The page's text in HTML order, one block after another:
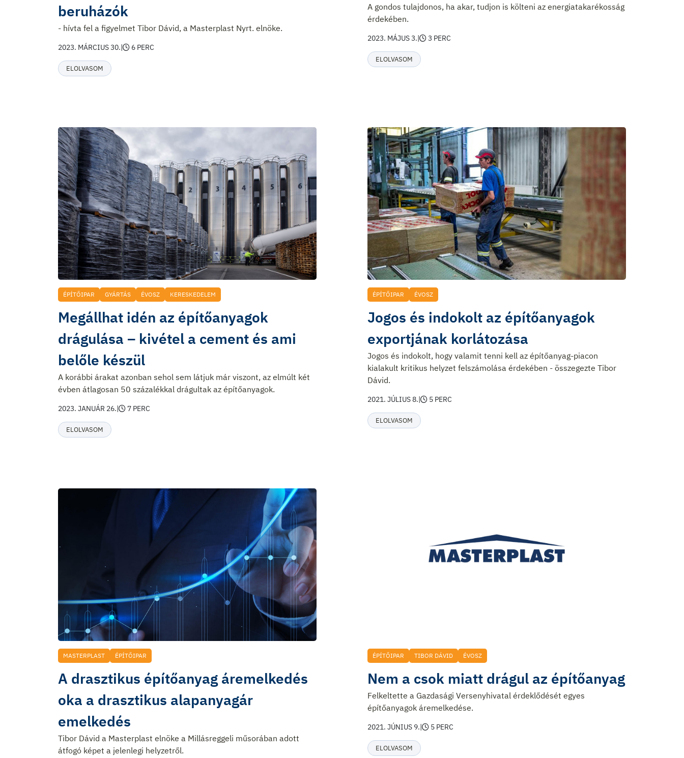
beruházók
- hívta fel a figyelmet Tibor Dávid, a Masterplast Nyrt. elnöke.
2023. MÁRCIUS 30.| 6 PERC
ELOLVASOM
A gondos tulajdonos, ha akar, tudjon is költeni az energiatakarékosság
érdekében.
2023. MÁJUS 3.| 3 PERC
ELOLVASOM
ÉPÍTŐIPAR GYÁRTÁS ÉVOSZ KERESKEDELEM
Megállhat idén az építőanyagok
drágulása – kivétel a cement és ami
belőle készül
A korábbi árakat azonban sehol sem látjuk már viszont, az elmúlt két
évben átlagosan 50 százalékkal drágultak az építőanyagok.
2023. JANUÁR 26.| 7 PERC
ELOLVASOM
ÉPÍTŐIPAR ÉVOSZ
Jogos és indokolt az építőanyagok
exportjának korlátozása
Jogos és indokolt, hogy valamit tenni kell az építőanyag-piacon
kialakult kritikus helyzet felszámolása érdekében - összegezte Tibor
Dávid.
2021. JÚLIUS 8.| 5 PERC
ELOLVASOM
MASTERPLAST ÉPÍTŐIPAR
A drasztikus építőanyag áremelkedés
oka a drasztikus alapanyagár
emelkedés
Tibor Dávid a Masterplast elnöke a Millásreggeli műsorában adott
átfogó képet a jelenlegi helyzetről.
ÉPÍTŐIPAR TIBOR DÁVID ÉVOSZ
Nem a csok miatt drágul az építőanyag
Felkeltette a Gazdasági Versenyhivatal érdeklődését egyes
építőanyagok áremelkedése.
2021. JÚNIUS 9.| 5 PERC
ELOLVASOM